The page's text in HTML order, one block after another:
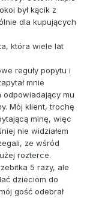
był kącik z
dla kupujących
która wiele lat
reguły popytu i
mnie
odpowiadający mu
Mój klient, trochę
minę, więc
nie widziałem
ze wśród
rozterce.
5 razy, ale
dzieciom do
gość odebrał